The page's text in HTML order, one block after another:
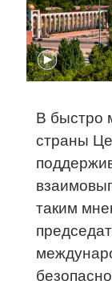
В быстро
страны
таким